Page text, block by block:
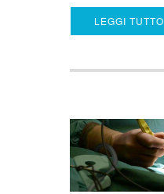
LEGGI TUTTO